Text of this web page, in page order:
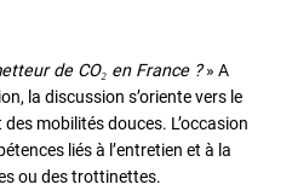
de CO₂ en France ?» A
la discussion s’oriente vers le
mobilités douces. L’occasion
liés à l’entretien et à la
ou des trottinettes.